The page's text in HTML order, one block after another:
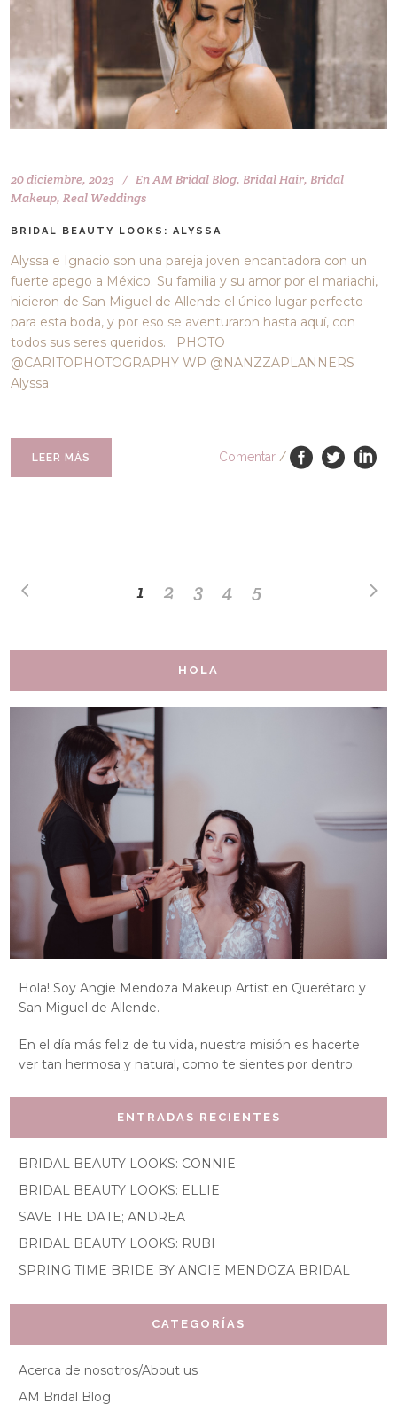
20 diciembre, 2023 EnAM Bridal Blog, Bridal Hair, Bridal
Makeup,Real Weddings
BRIDAL BEAUTY LOOKS: ALYSSA
Alyssa e Ignacio son una pareja joven encantadora con un
fuerte apego a México. Su familia y su amor por el mariachi,
hicieron de San Miguel de Allende el único lugar perfecto
para esta boda, y por eso se aventuraron hasta aquí, con
todos sus seres queridos. PHOTO
@CARITOPHOTOGRAPHY WP @NANZZAPLANNERS
Alyssa
LEER MÁS Comentar /
1 2 3 4 5
HOLA
Hola! Soy Angie Mendoza Makeup Artist en Querétaro y
San Miguel de Allende.
En el día más feliz de tu vida, nuestra misión es hacerte
ver tan hermosa y natural, como te sientes por dentro.
ENTRADAS RECIENTES
BRIDAL BEAUTY LOOKS: CONNIE
BRIDAL BEAUTY LOOKS: ELLIE
SAVE THE DATE; ANDREA
BRIDAL BEAUTY LOOKS: RUBI
SPRING TIME BRIDE BY ANGIE MENDOZA BRIDAL
CATEGORÍAS
Acerca de nosotros/About us
AM Bridal Blog